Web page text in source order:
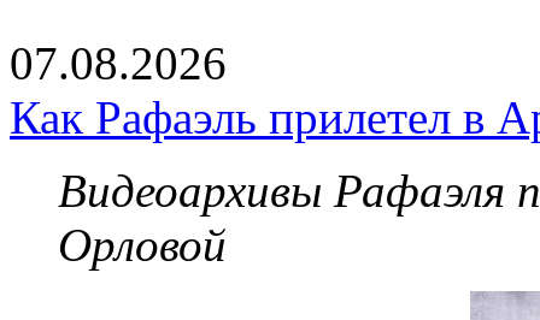
07.08.2026
Как Рафаэль прилетел в
Видеоархивы Рафаэля
Орловой